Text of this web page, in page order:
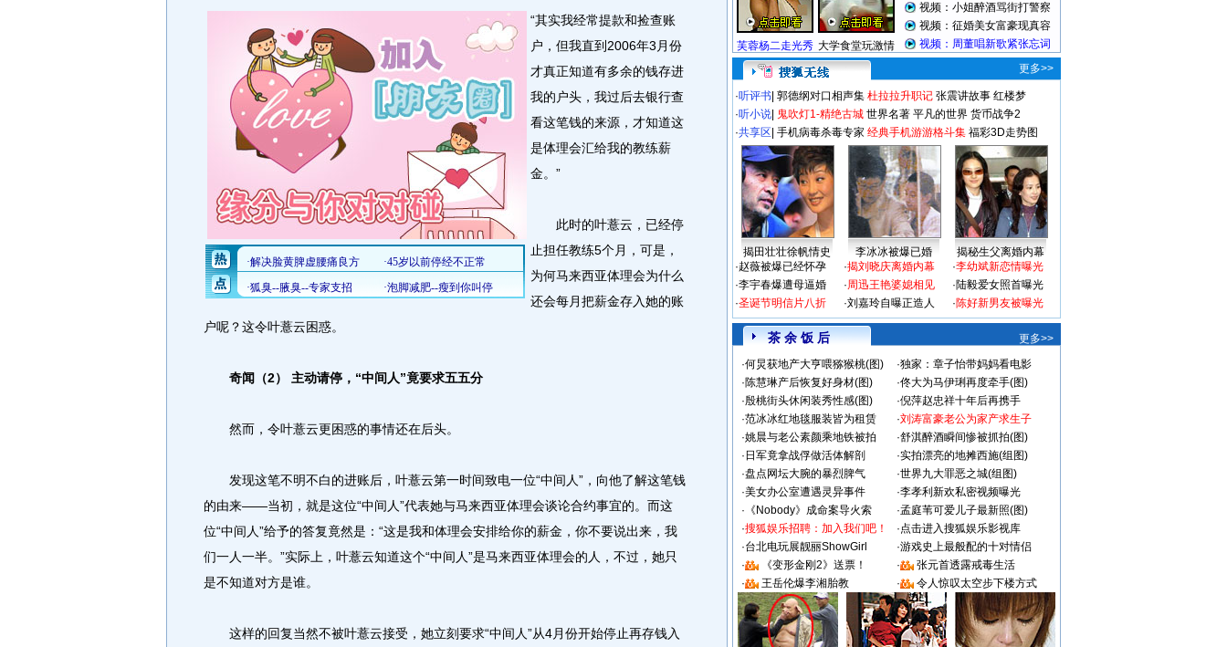
“其实我经常提款和捡查账
户，但我直到2006年3月份
才真正知道有多余的钱存进
我的户头，我过后去银行查
看这笔钱的来源，才知道这
是体理会汇给我的教练薪
金。”
此时的叶薏云，已经停
止担任教练5个月，可是，
为何马来西亚体理会为什么
还会每月把薪金存入她的账
户呢？这令叶薏云困惑。
奇闻（2） 主动请停，“中间人”竟要求五五分
然而，令叶薏云更困惑的事情还在后头。
发现这笔不明不白的进账后，叶薏云第一时间致电一位“中间人”，向他了解这笔钱
的由来——当初，就是这位“中间人”代表她与马来西亚体理会谈论合约事宜的。而这
位“中间人”给予的答复竟然是：“这是我和体理会安排给你的薪金，你不要说出来，我
们一人一半。”实际上，叶薏云知道这个“中间人”是马来西亚体理会的人，不过，她只
是不知道对方是谁。
这样的回复当然不被叶薏云接受，她立刻要求“中间人”从4月份开始停止再存钱入
芙蓉杨二走光秀 大学食堂玩激情
视频：小姐醉酒骂街打警察
视频：征婚美女富豪现真容
视频：周董唱新歌紧张忘词
更多>>
·听评书 郭德纲对口相声集 杜拉拉升职记 张震讲故事 红楼梦
·听小说 鬼吹灯1-精绝古城 世界名著 平凡的世界 货币战争2
·共享区 手机病毒杀毒专家 经典手机游游格斗集 福彩3D走势图
揭田壮壮徐帆情史 李冰冰被爆已婚
揭秘生父离婚内幕
·赵薇被爆已经怀孕
·李宇春爆遭母逼婚
·圣诞节明信片八折
·揭刘晓庆离婚内幕
·周迅王艳婆媳相见
·刘嘉玲自曝正造人
·李幼斌新恋情曝光
·陆毅爱女照首曝光
·陈好新男友被曝光
茶 余 饭 后
更多>>
·何炅获地产大亨喂猕猴桃(图) ·独家：章子怡带妈妈看电影
·陈慧琳产后恢复好身材(图) ·佟大为马伊琍再度牵手(图)
·殷桃街头休闲装秀性感(图) ·倪萍赵忠祥十年后再携手
·范冰冰红地毯服装皆为租赁 ·刘涛富豪老公为家产求生子
·姚晨与老公素颜乘地铁被拍 ·舒淇醉酒瞬间惨被抓拍(图)
· 日军竟拿战俘做活体解剖 ·实拍漂亮的地摊西施(组图)
·盘点网坛大腕的暴烈脾气 ·世界九大罪恶之城(组图)
·美女办公室遭遇灵异事件 ·李孝利新欢私密视频曝光
· 《Nobody》成命案导火索 ·孟庭苇可爱儿子最新照(图)
·搜狐娱乐招聘：加入我们吧！ ·点击进入搜狐娱乐影视库
·台北电玩展靓丽ShowGirl ·游戏史上最般配的十对情侣
·
《变形金刚2》送票！ ·
张元首透露戒毒生活
·
王岳伦爆李湘胎教 · 令人惊叹太空步下楼方式